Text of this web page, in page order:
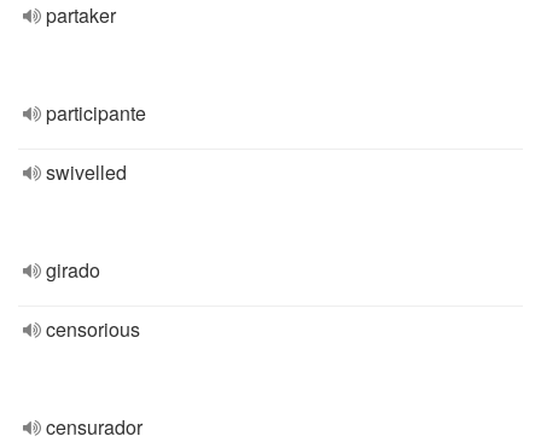
partaker
participante
swivelled
girado
censorious
censurador